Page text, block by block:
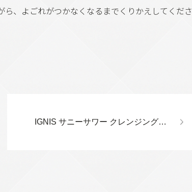
、よごれがつかなくなるまでくりかえしてくださ
IGNIS サニーサワー クレンジングジュレ